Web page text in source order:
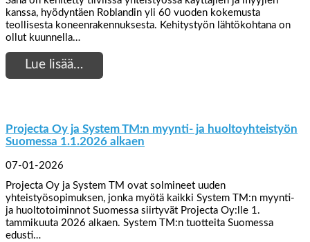
kanssa, hyödyntäen Roblandin yli 60 vuoden kokemusta
teollisesta koneenrakennuksesta. Kehitystyön lähtökohtana on
ollut kuunnella…
Lue lisää…
Projecta Oy ja System TM:n myynti- ja huoltoyhteistyön
Suomessa 1.1.2026 alkaen
07-01-2026
Projecta Oy ja System TM ovat solmineet uuden
yhteistyösopimuksen, jonka myötä kaikki System TM:n myynti-
ja huoltotoiminnot Suomessa siirtyvät Projecta Oy:lle 1.
tammikuuta 2026 alkaen. System TM:n tuotteita Suomessa
edusti…